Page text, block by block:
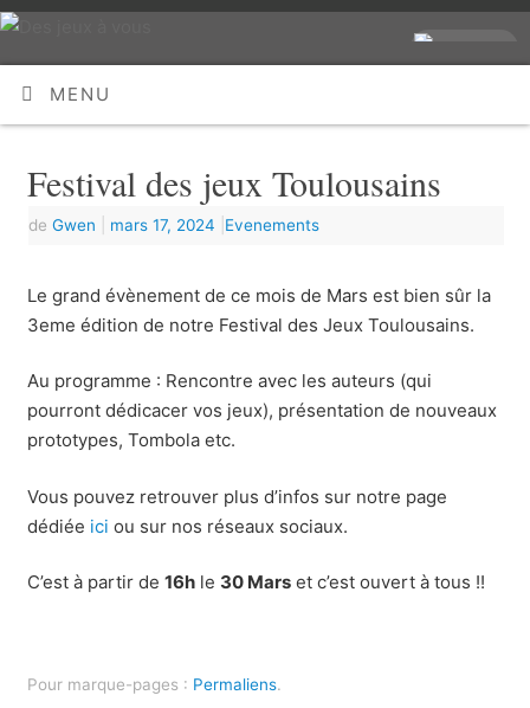
MENU
Festival des jeux Toulousains
de Gwen mars 17, 2024 Evenements
Le grand évènement de ce mois de Mars est bien sûr la
3eme édition de notre Festival des Jeux Toulousains.
Au programme : Rencontre avec les auteurs (qui
pourront dédicacer vos jeux), présentation de nouveaux
prototypes, Tombola etc.
Vous pouvez retrouver plus d’infos sur notre page
dédiée ici ou sur nos réseaux sociaux.
C’est à partir de 16hle 30 Marset c’est ouvert à tous !!
Pour marque-pages : Permaliens.